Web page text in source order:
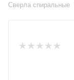
Сверла спиральные